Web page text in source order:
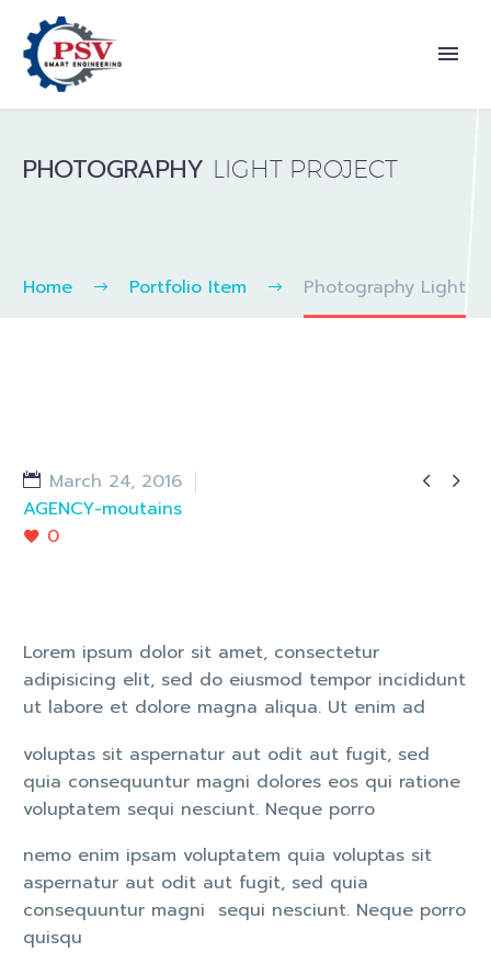
PHOTOGRAPHY LIGHT PROJECT
Home Portfolio Item Photography Light
 
March 24, 2016
AGENCY-moutains
0
Lorem ipsum dolor sit amet, consectetur
adipisicing elit, sed do eiusmod tempor incididunt
ut labore et dolore magna aliqua. Ut enim ad
voluptas sit aspernatur aut odit aut fugit, sed
quia consequuntur magni dolores eos qui ratione
voluptatem sequi nesciunt. Neque porro
nemo enim ipsam voluptatem quia voluptas sit
aspernatur aut odit aut fugit, sed quia
consequuntur magni sequi nesciunt. Neque porro
quisqu